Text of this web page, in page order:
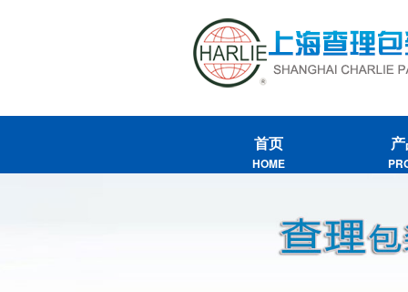
首页
HOME